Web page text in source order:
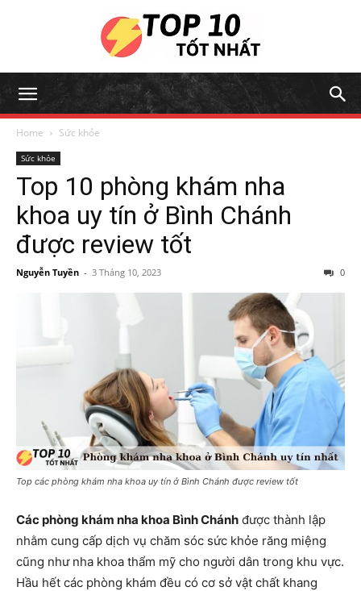
Home Sức khỏe
Sức khỏe
Top 10 phòng khám nha
khoa uy tín ở Bình Chánh
được review tốt
Nguyễn Tuyền - 3 Tháng 10, 2023 0
Top các phòng khám nha khoa uy tín ở Bình Chánh được review tốt
Các phòng khám nha khoa Bình Chánh được thành lập
nhằm cung cấp dịch vụ chăm sóc sức khỏe răng miệng
cũng như nha khoa thẩm mỹ cho người dân trong khu vực.
Hầu hết các phòng khám đều có cơ sở vật chất khang